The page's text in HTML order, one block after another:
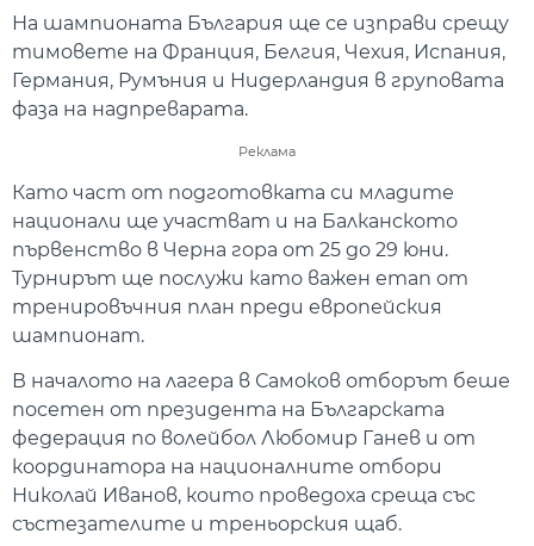
На шампионата България ще се изправи срещу
тимовете на Франция, Белгия, Чехия, Испания,
Германия, Румъния и Нидерландия в груповата
фаза на надпреварата.
Реклама
Като част от подготовката си младите
национали ще участват и на Балканското
първенство в Черна гора от 25 до 29 юни.
Турнирът ще послужи като важен етап от
тренировъчния план преди европейския
шампионат.
В началото на лагера в Самоков отборът беше
посетен от президента на Българската
федерация по волейбол Любомир Ганев и от
координатора на националните отбори
Николай Иванов, които проведоха среща със
състезателите и треньорския щаб.